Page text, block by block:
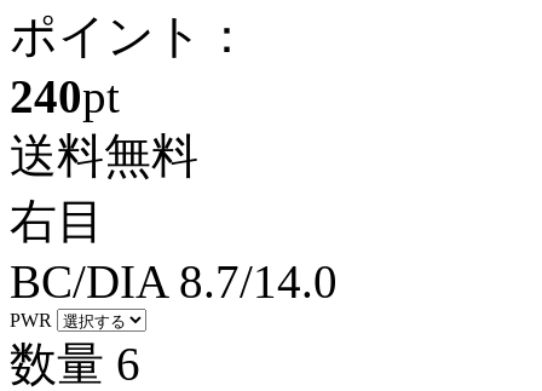
ポイント：
240pt
送料無料
右目
BC/DIA 8.7/14.0
PWR
数量 6